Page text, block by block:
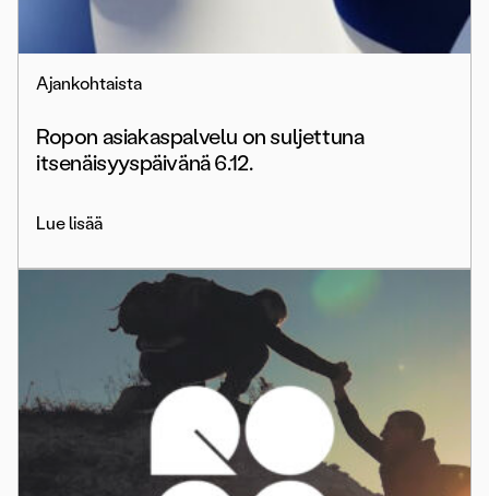
Ajankohtaista
Ropon asiakaspalvelu on suljettuna
itsenäisyyspäivänä 6.12.
Lue lisää